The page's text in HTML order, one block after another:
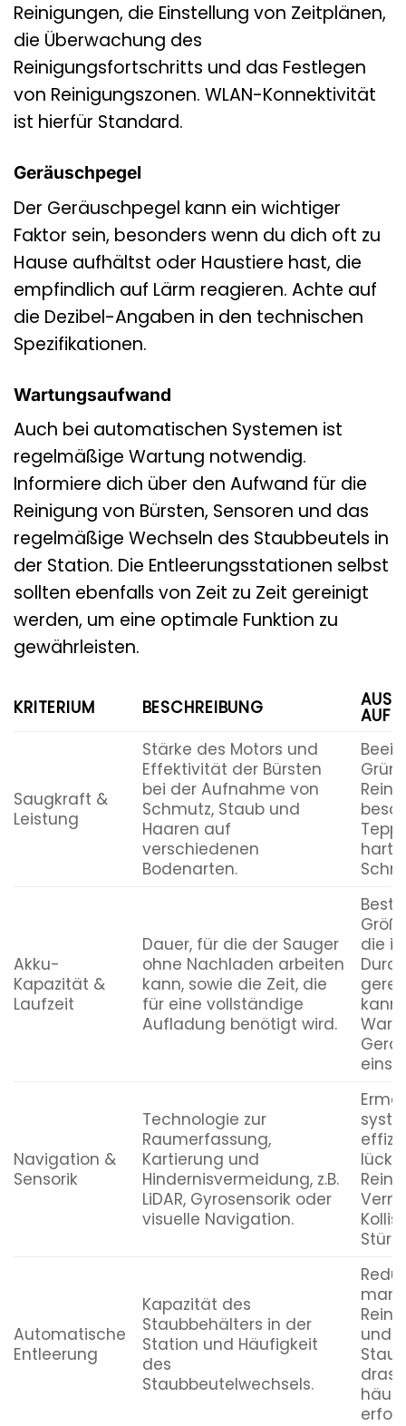
Reinigungen, die Einstellung von Zeitplänen,
die Überwachung des
Reinigungsfortschritts und das Festlegen
von Reinigungszonen. WLAN-Konnektivität
ist hierfür Standard.
Geräuschpegel
Der Geräuschpegel kann ein wichtiger
Faktor sein, besonders wenn du dich oft zu
Hause aufhältst oder Haustiere hast, die
empfindlich auf Lärm reagieren. Achte auf
die Dezibel-Angaben in den technischen
Spezifikationen.
Wartungsaufwand
Auch bei automatischen Systemen ist
regelmäßige Wartung notwendig.
Informiere dich über den Aufwand für die
Reinigung von Bürsten, Sensoren und das
regelmäßige Wechseln des Staubbeutels in
der Station. Die Entleerungsstationen selbst
sollten ebenfalls von Zeit zu Zeit gereinigt
werden, um eine optimale Funktion zu
gewährleisten.
KRITERIUM BESCHREIBUNG AUF
Saugkraft &
Leistung
Stärke des Motors und
Effektivität der Bürsten
bei der Aufnahme von
Schmutz, Staub und
Haaren auf
verschiedenen
Bodenarten.
Akku-
Kapazität &
Laufzeit
Dauer, für die der Sauger
ohne Nachladen arbeiten
kann, sowie die Zeit, die
für eine vollständige
Aufladung benötigt wird.
die
Navigation &
Sensorik
Technologie zur
Raumerfassung,
Kartierung und
Hindernisvermeidung, z.B.
LiDAR, Gyrosensorik oder
visuelle Navigation.
Automatische
Entleerung
Kapazität des
Staubbehälters in der
Station und Häufigkeit
des
Staubbeutelwechsels.
und